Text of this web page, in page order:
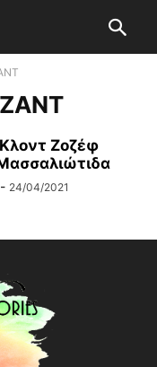
Ζοζέφ
- 24/04/2021